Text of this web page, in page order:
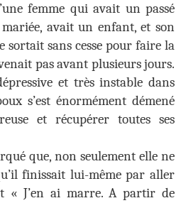
femme qui avait un passé
avait un enfant, et son
sortait sans cesse pour faire la
pas avant plusieurs jours.
et très instable dans
s’est énormément démené
et récupérer toutes ses
que, non seulement elle ne
finissait lui-même par aller
J’en ai marre. A partir de